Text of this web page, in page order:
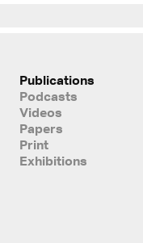
Publications
Podcasts
Videos
Papers
Print
Exhibitions